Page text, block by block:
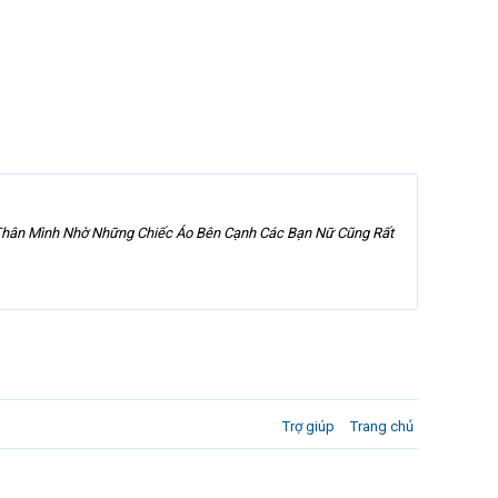
Mình Nhờ Những Chiếc Áo Bên Cạnh Các Bạn Nữ Cũng Rất
Trợ giúp Trang chủ